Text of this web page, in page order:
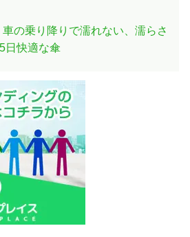
車の乗り降りで濡れない、濡らさ
日快適な傘